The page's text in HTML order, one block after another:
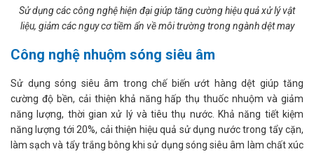
Sử dụng các công nghệ hiện đại giúp tăng cường hiệu quả xử lý vật
liệu, giảm các nguy cơ tiềm ẩn về môi trường trong ngành dệt may
Công nghệ nhuộm sóng siêu âm
Sử dụng sóng siêu âm trong chế biến ướt hàng dệt giúp tăng
cường độ bền, cải thiện khả năng hấp thụ thuốc nhuộm và giảm
năng lượng, thời gian xử lý và tiêu thụ nước. Khả năng tiết kiệm
năng lượng tới 20%, cải thiện hiệu quả sử dụng nước trong tẩy cặn,
làm sạch và tẩy trắng bông khi sử dụng sóng siêu âm làm chất xúc